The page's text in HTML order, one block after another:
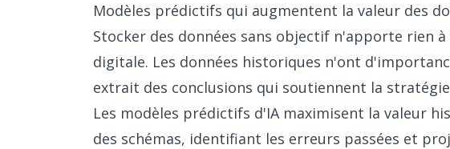
Modèles prédictifs qui augmentent la valeur des
Stocker des données sans objectif n'apporte rien
digitale. Les données historiques n'ont
extrait des conclusions qui soutiennent la
Les modèles prédictifs d'IA maximisent la valeur
des schémas, identifiant les erreurs passées et